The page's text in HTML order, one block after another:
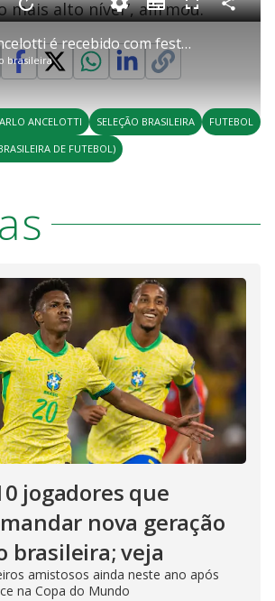
mais alto nível”, afirmou.
P
l
a
y
V
i
d
e
o
Carlo Ancelotti é recebido com festa por torcedores e assume seleção brasileira
brasileira
A
n
ç
a
1
e
g
u
d
o
s
S
u
b
i
t
l
e
s
F C
o
a
ANCELOTTI SELEÇÃO BRASILEIRA
FUTEBOL
DE FUTEBOL)
jogadores que
nova geração
brasileira; veja
amistosos ainda neste ano após
na Copa do Mundo